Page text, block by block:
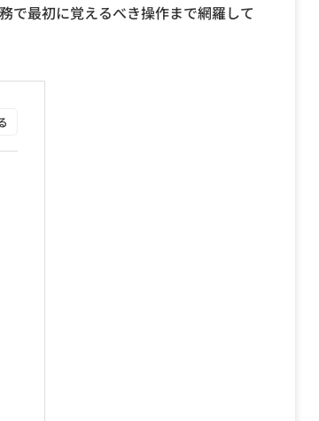
で最初に覚えるべき操作まで網羅して